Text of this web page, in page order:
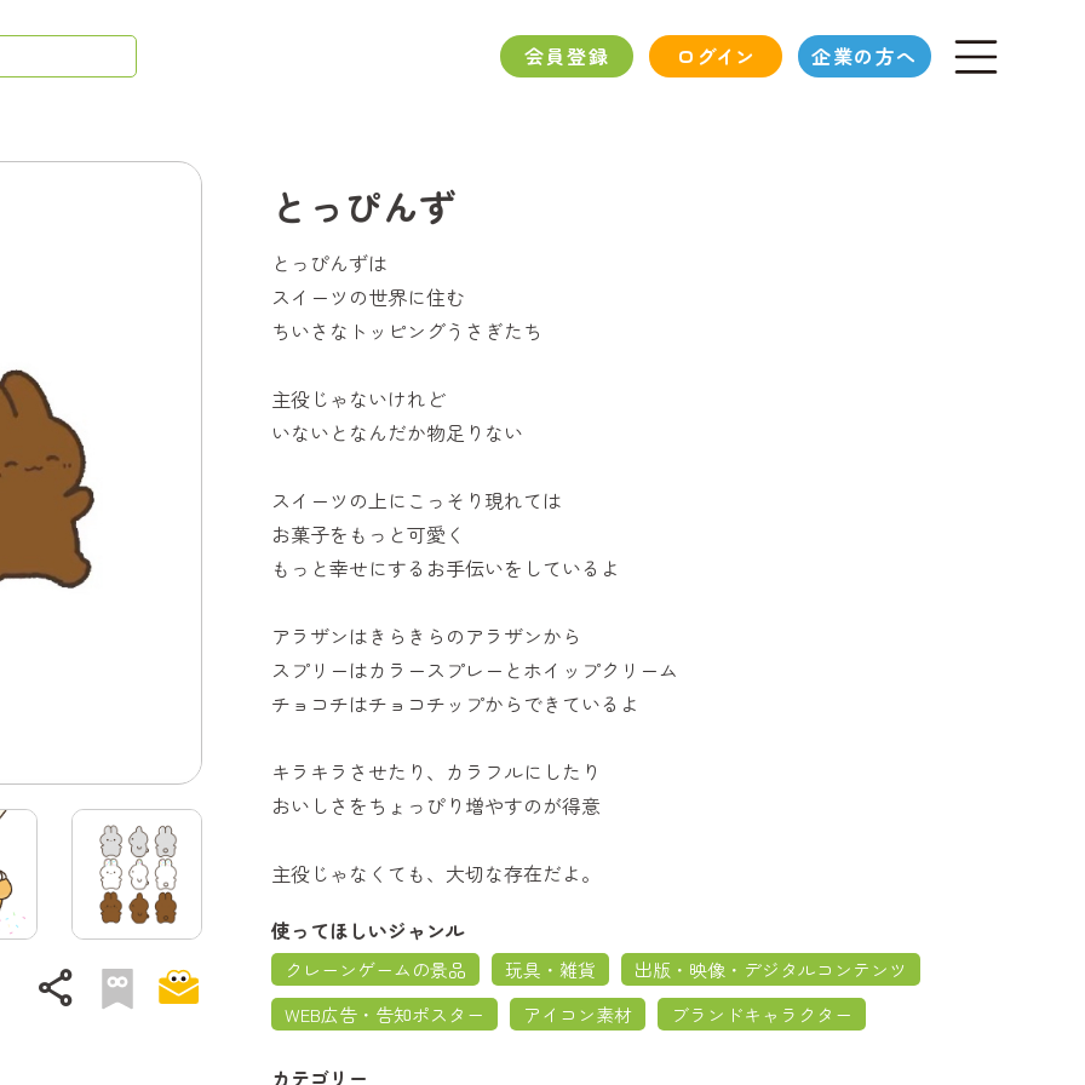
会員登録 ログイン 企業の方へ
share
とっぴんず
とっぴんずは
スイーツの世界に住む
ちいさなトッピングうさぎたち
主役じゃないけれど
いないとなんだか物足りない
スイーツの上にこっそり現れては
お菓子をもっと可愛く
もっと幸せにするお手伝いをしているよ
アラザンはきらきらのアラザンから
スプリーはカラースプレーとホイップクリーム
チョコチはチョコチップからできているよ
キラキラさせたり、カラフルにしたり
おいしさをちょっぴり増やすのが得意
主役じゃなくても、大切な存在だよ。
使ってほしいジャンル
クレーンゲームの景品 玩具・雑貨
出版・映像・デジタルコンテンツ
WEB広告・告知ポスター
アイコン素材 ブランドキャラクター
カテゴリー